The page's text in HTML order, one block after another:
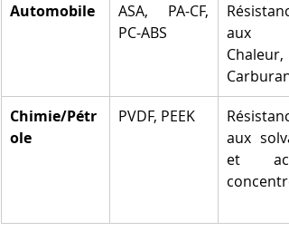
Automobile
ASA, PA-CF,
PC-ABS
Résistance
aux
Chimie/Pétr
ole
PVDF, PEEK
Résistance
aux
et